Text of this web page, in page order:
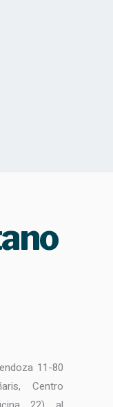
11-80
Centro